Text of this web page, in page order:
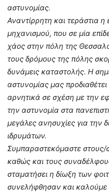
αστυνομίας.
Αναντίρρητη και τεράστια
μηχανισμού, που σε μία
χάος στην πόλη της
τους δρόμους της πόλης
δυνάμεις καταστολής. Η
αστυνομίας μας
αρνητικά σε σχέση με την
την αστυνομία στα
μεγάλες ανησυχίες για την
ιδρυμάτων.
Συμπαραστεκόμαστε στους/
καθώς και τους
σταματήσει η δίωξη των
συνελήφθησαν και καλούμε